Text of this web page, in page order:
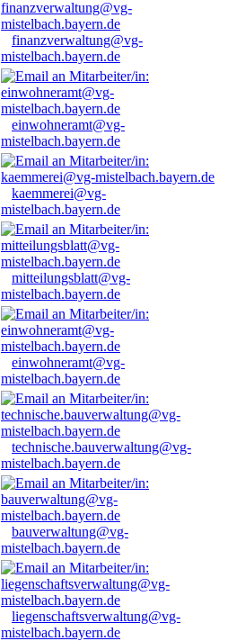
finanzverwaltung@vg-
mistelbach.bayern.de
einwohneramt@vg-
mistelbach.bayern.de
kaemmerei@vg-
mistelbach.bayern.de
mitteilungsblatt@vg-
mistelbach.bayern.de
einwohneramt@vg-
mistelbach.bayern.de
technische.bauverwaltung@vg-
mistelbach.bayern.de
bauverwaltung@vg-
mistelbach.bayern.de
liegenschaftsverwaltung@vg-
mistelbach.bayern.de